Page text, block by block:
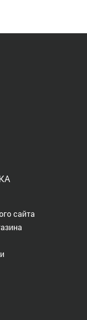
сайта